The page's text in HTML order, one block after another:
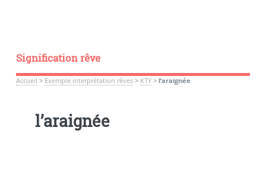
Signification rêve
Accueil > Exemple interprétation rêves> KTY> l’araignée
l’araignée